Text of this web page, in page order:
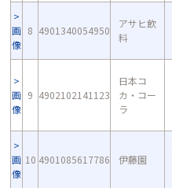
画
像
8 4901340054950
アサヒ飲
料
画
像
9 4902102141123
日本コ
カ・コー
ラ
画
像
10 4901085617786 伊藤園